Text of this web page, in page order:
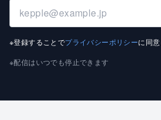
※登録することでプライバシーポリシーに同
※配信はいつでも停止できます